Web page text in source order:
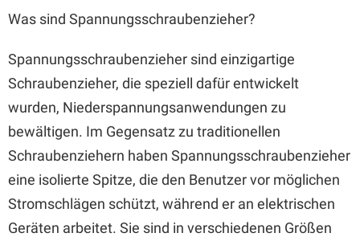
Was sind Spannungsschraubenzieher?
Spannungsschraubenzieher sind einzigartige
Schraubenzieher, die speziell dafür entwickelt
wurden, Niederspannungsanwendungen zu
bewältigen. Im Gegensatz zu traditionellen
Schraubenziehern haben Spannungsschraubenzieher
eine isolierte Spitze, die den Benutzer vor möglichen
Stromschlägen schützt, während er an elektrischen
Geräten arbeitet. Sie sind in verschiedenen Größen